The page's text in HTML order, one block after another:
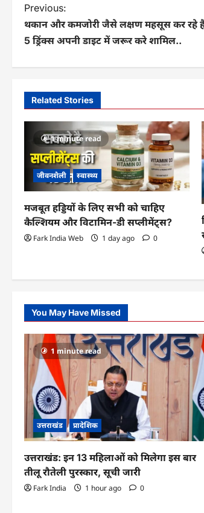
P
o
n
a
a
t
Previous:
थकान और कमजोरी जैसे लक्षण महसूस कर रहे
5 ड्रिंक्स अपनी डाइट में जरूर करे शामिल..
Related Stories
1 minute read
जीवनशैली स्वास्थ्य
मजबूत हड्डियों के लिए सभी को चाहिए
कैल्शियम और विटामिन-डी सप्लीमेंट्स?
Fark India Web 1 day ago 0
You May Have Missed
1 minute read
उत्तराखंड प्रादेशिक
उत्तराखंड: इन 13 महिलाओं को मिलेगा इस बार
तीलू रौतेली पुरस्कार, सूची जारी
Fark India 1 hour ago 0